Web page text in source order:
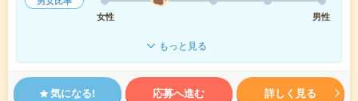
女性
男性
もっと見る
気になる! 応募へ進む 詳しく見る